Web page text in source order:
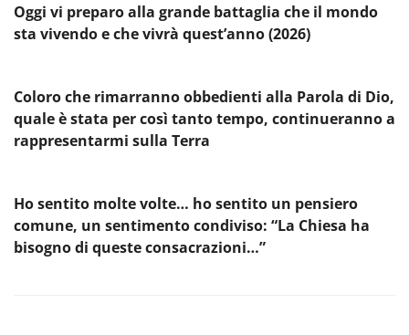
Oggi vi preparo alla grande battaglia che il mondo
sta vivendo e che vivrà quest’anno (2026)
Coloro che rimarranno obbedienti alla Parola di Dio,
quale è stata per così tanto tempo, continueranno a
rappresentarmi sulla Terra
Ho sentito molte volte… ho sentito un pensiero
comune, un sentimento condiviso: “La Chiesa ha
bisogno di queste consacrazioni…”